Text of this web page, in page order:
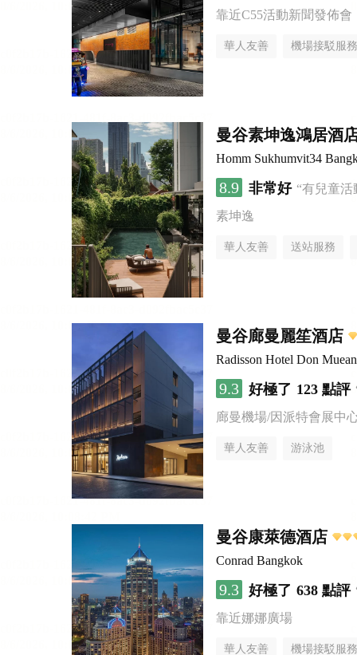
靠近C55活動新聞發佈會
華人友善 機場接駁服務
曼谷素坤逸鴻居酒
Homm Sukhumvit34
8.9 非常好 “有兒童
素坤逸
華人友善 送站服務
曼谷廊曼麗笙酒店
Radisson Hotel Don
9.3 好極了 123 點評
廊曼機場/因派特會展中
華人友善 游泳池
曼谷康萊德酒店
Conrad Bangkok
9.3 好極了 638 點評
靠近娜娜廣場
華人友善 機場接駁服務